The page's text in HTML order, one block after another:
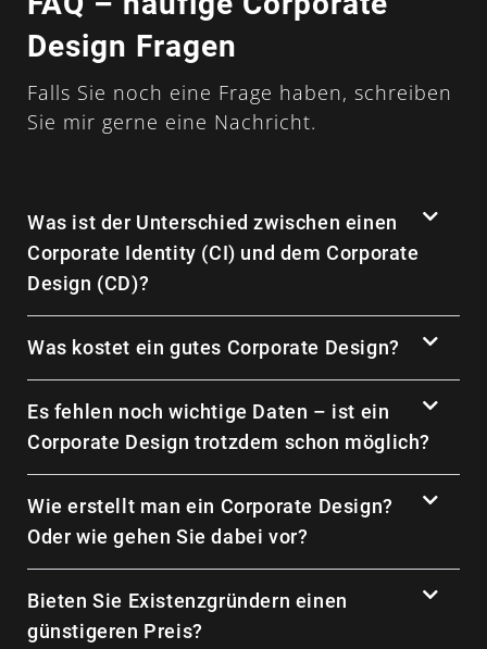
Design Fragen
Falls Sie noch eine Frage haben, schreiben
Sie mir gerne eine Nachricht.
Was ist der Unterschied zwischen einen
Corporate Identity (CI) und dem Corporate
Design (CD)?
Was kostet ein gutes Corporate Design?
Es fehlen noch wichtige Daten – ist ein
Corporate Design trotzdem schon möglich?
Wie erstellt man ein Corporate Design?
Oder wie gehen Sie dabei vor?
Bieten Sie Existenzgründern einen
günstigeren Preis?